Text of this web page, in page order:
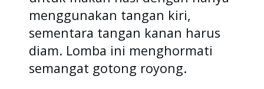
menggunakan tangan kiri,
sementara tangan kanan harus
diam. Lomba ini menghormati
semangat gotong royong.